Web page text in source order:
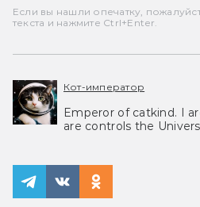
Если вы нашли опечатку,
текста и нажмите Ctrl+Enter.
Кот-император
Emperor of catkind. I
are controls the